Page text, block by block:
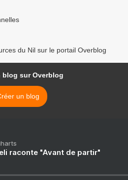
du Nil sur le portail Overblog
blog sur Overblog
un blog
raconte "Avant de partir"